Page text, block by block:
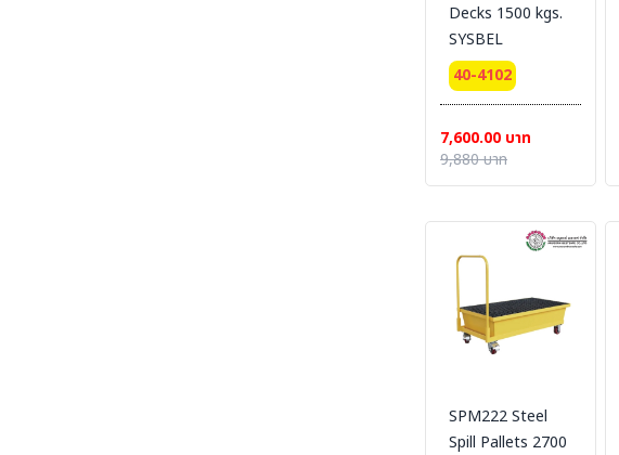
Decks 1500 kgs.
SYSBEL
40-4102
7,600.00 บาท
9,880 บาท
SPM222 Steel
Spill Pallets 2700